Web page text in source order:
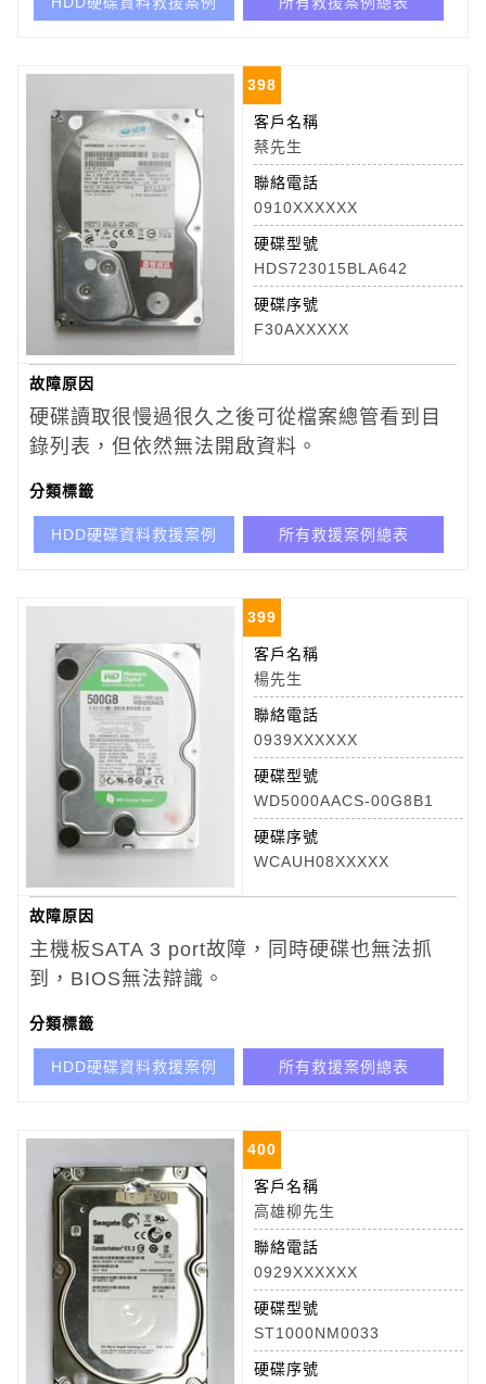
398
客戶名稱
蔡先生
聯絡電話
0910XXXXXX
硬碟型號
HDS723015BLA642
硬碟序號
F30AXXXXX
故障原因
硬碟讀取很慢過很久之後可從檔案總管看到目
錄列表，但依然無法開啟資料。
分類標籤
HDD硬碟資料救援案例 所有救援案例總表
399
客戶名稱
楊先生
聯絡電話
0939XXXXXX
硬碟型號
WD5000AACS-00G8B1
硬碟序號
WCAUH08XXXXX
故障原因
主機板SATA 3 port故障，同時硬碟也無法抓
到，BIOS無法辯識。
分類標籤
HDD硬碟資料救援案例 所有救援案例總表
400
客戶名稱
高雄柳先生
聯絡電話
0929XXXXXX
硬碟型號
ST1000NM0033
硬碟序號